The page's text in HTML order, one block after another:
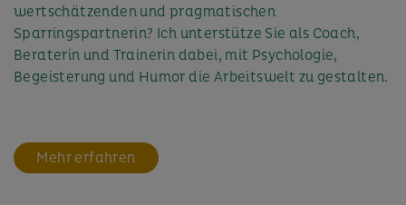
wertschätzenden und pragmatischen
Sparringspartnerin? Ich unterstütze Sie als Coach,
Beraterin und Trainerin dabei, mit Psychologie,
Begeisterung und Humor die Arbeitswelt zu gestalten.
Mehr erfahren